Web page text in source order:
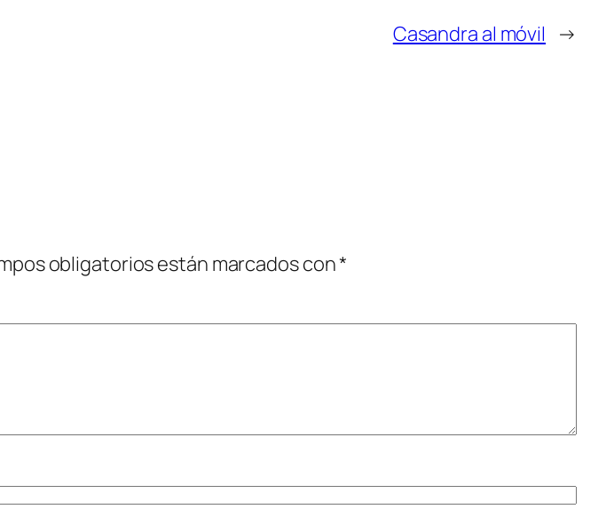
Casandra al móvil →
obligatorios están marcados con*